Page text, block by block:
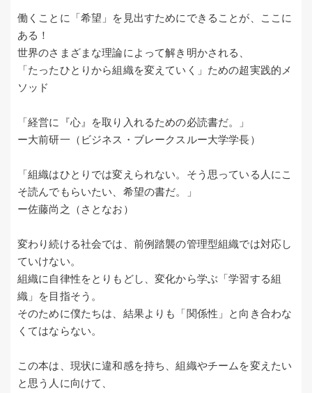
働くことに「希望」を見出すためにできることが、ここに
ある！
世界のさまざまな理論によって解き明かされる、
「たったひとりから組織を変えていく」ための超実践的メ
ソッド
「経営に『心』を取り入れるための必読書だ。」
ー大前研一（ビジネス・ブレークスルー大学学長）
「組織はひとりでは変えられない。そう思っている人にこ
そ読んでもらいたい、希望の書だ。」
ー佐藤尚之（さとなお）
変わり続ける社会では、前例踏襲の管理型組織では対応し
ていけない。
組織に自律性をとりもどし、変化から学ぶ「学習する組
織」を目指そう。
そのために僕たちは、結果よりも「関係性」と向き合わな
くてはならない。
この本は、現状に違和感を持ち、組織やチームを変えたい
と思う人に向けて、